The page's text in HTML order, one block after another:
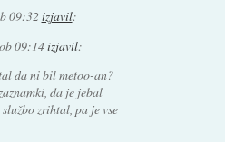
09:32 izjavil:
09:14izjavil:
da ni bil metoo-an?
da je jebal
zrihtal, pa je vse